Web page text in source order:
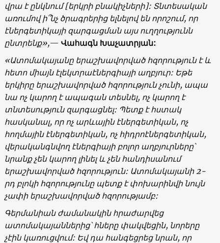
վրա է ընկնում [երկրի բնակիչների]: Տնտեսական
առումով ի՞նչ ծրագրերից ելնելով են որոշում, որ
էներգետիկայի զարգացման այս ուղղությունն
ընտրենք»,— Վահագն Խաչատրյան:
«Ատոմակայանը երաշխավորված հզորություն է և
հետո միայն էլեկտրաէներգիայի աղբյուր: Եթե
երկիրը երաշխավորված հզորություն չունի, ապա
նա ոչ կարող է ապագան տեսնել, ոչ կարող է
տնտեսություն զարգացնել: Պետք է հստակ
հասկանալ, որ ոչ արևային էներգետիկան, ոչ
հողմային էներգետիկան, ոչ հիդրոէներգետիկան,
վերականգնվող էներգիայի բոլոր աղբյուրները՝
նրանք չեն կարող լինել և չեն հանդիսանում
երաշխավորված հզորություն: Ատոմակայանի 2-
րդ բլոկի հզորությունը պետք է փոխարինվի նույն
չափի երաշխավորված հզորությամբ:
Գերմանիան ժամանակին հրաժարվեց
ատոմակայաններից՝ հները փակվեցին, նորերը
չէին կառուցվում: Եվ դա հանգեցրեց նրան, որ